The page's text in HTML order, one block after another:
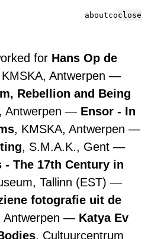
aboutcontact
for Hans Op de
Antwerpen
Rebellion and Being
Antwerpen
Ensor - In
, KMSKA, Antwerpen
, S.M.A.K., Gent
The 17th Century in
Tallinn (EST)
fotografie uit de
Katya Ev
, Cultuurcentrum
close